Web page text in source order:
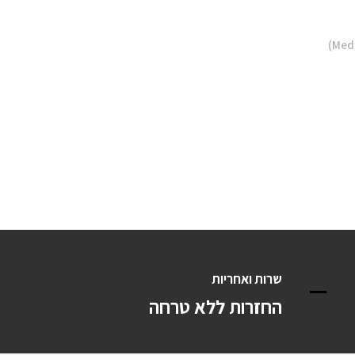
שרות ואחריות
החזרות ללא טרחה